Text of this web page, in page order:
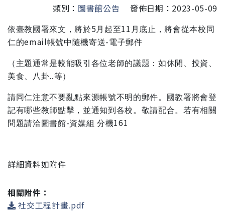
類別： 圖書館公告 發佈日期：2023-05-09
依臺教國署來文，將於5 月起至11 月底止，將會從本校同
仁的email帳號中隨機寄送-電子郵件
（主題通常是較能吸引各位老師的議題：如休閒、投資、
美食、八卦..等）
請同仁注意不要亂點來源帳號不明的郵件。國教署將會登
記有哪些教師點擊，並通知到各校。敬請配合。若有相關
問題請洽圖書館-資媒組 分機161
詳細資料如附件
相關附件：
社交工程計畫.pdf